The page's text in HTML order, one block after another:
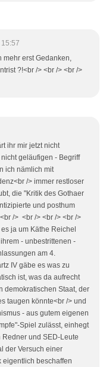
mehr erst Gedanken,
?!<br /> <br /> <br />
ihr mir jetzt nicht
geläufigen - Begriff
ich nämlich mit
/> immer restloser
die "Kritik des Gothaer
und posthum
/> <br /> <br /> <br />
ja um Käthe Reichel
- unbestrittenen -
am 4.
IV gäbe es was zu
ist, was da aufrecht
demokratischen Staat, der
taugen könnte<br /> und
- aus gutem eigenen
Spiel zulässt, einhegt
und SED-Leute
der Versuch einer
eigentlich beschaffen